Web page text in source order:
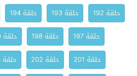
حلقة 192
حلقة 193 حلقة 194
حلقة 197
حلقة 198 حلقة 199
حلقة 201
حلقة 202 حلقة 203